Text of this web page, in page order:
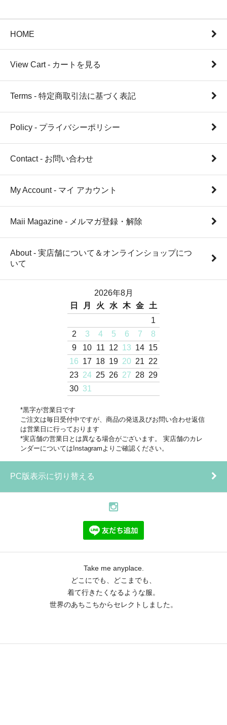
HOME
View Cart - カートを見る
Terms - 特定商取引法に基づく表記
Policy - プライバシーポリシー
Contact - お問い合わせ
My Account - マイ アカウント
Maii Magazine - メルマガ登録・解除
About - 実店舗について＆オンラインショップにつ
いて
2026年8月
日
月 火 水 木 金
土
1
2
3 4 5 6 7
8
9
10 11 12 13 14 15
16 17 18 19 20 21 22
23 24 25 26 27 28 29
30 31
*黒字が営業日です
ご注文は毎日受付中ですが、商品の発送及びお問い合わせ返信
は営業日に行っております
*実店舗の営業日とは異なる場合がございます。 実店舗のカレ
ンダーについてはInstagramよりご確認ください。
PC版表示に切り替える
Take me anyplace.
どこにでも、どこまでも、
着て行きたくなるような服。
世界のあちこちからセレクトしました。